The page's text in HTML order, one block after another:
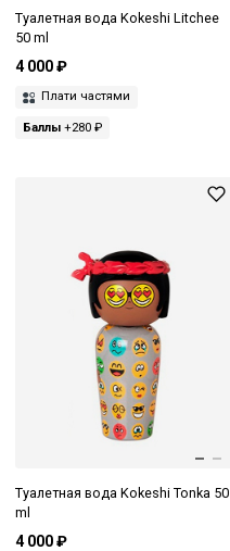
Туалетная вода Kokeshi Litchee
50 ml
4 000 ₽
Плати частями
Баллы +280 ₽
Туалетная вода Kokeshi Tonka 50
ml
4 000 ₽